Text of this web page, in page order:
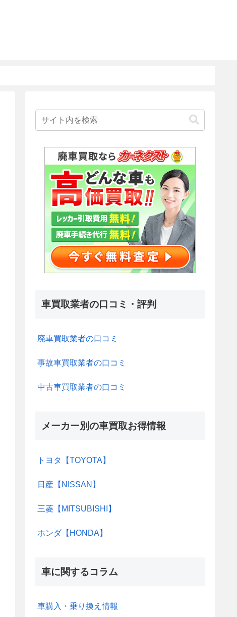
車買取業者の口コミ・評判
廃車買取業者の口コミ
事故車買取業者の口コミ
中古車買取業者の口コミ
メーカー別の車買取お得情報
トヨタ【TOYOTA】
日産【NISSAN】
三菱【MITSUBISHI】
ホンダ【HONDA】
車に関するコラム
車購入・乗り換え情報